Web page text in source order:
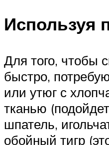
Используя
Для того, чтобы
быстро,
или утюг с
тканью
шпатель,
обойный тигр